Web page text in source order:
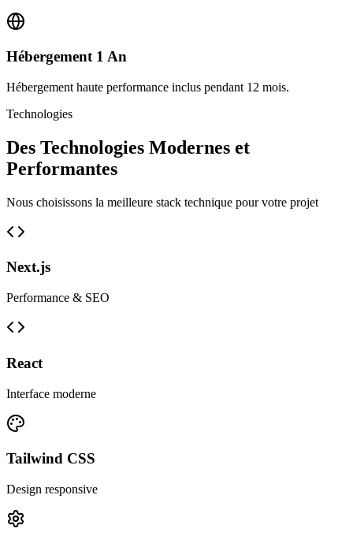
Hébergement 1 An
Hébergement haute performance inclus pendant 12 mois.
Technologies
Des Technologies Modernes et
Performantes
Nous choisissons la meilleure stack technique pour votre projet
Next.js
Performance & SEO
React
Interface moderne
Tailwind CSS
Design responsive